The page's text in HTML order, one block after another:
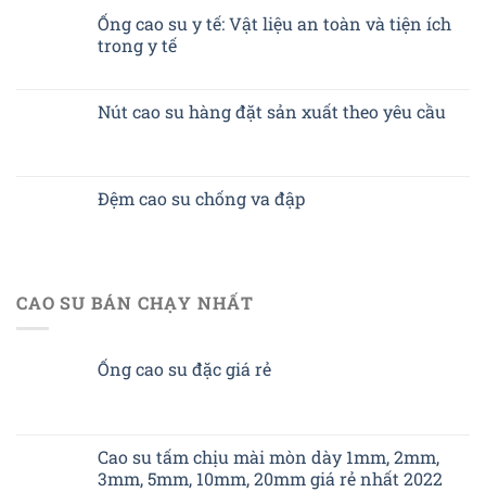
Ống cao su y tế: Vật liệu an toàn và tiện ích
trong y tế
Nút cao su hàng đặt sản xuất theo yêu cầu
Đệm cao su chống va đập
CAO SU BÁN CHẠY NHẤT
Ống cao su đặc giá rẻ
Cao su tấm chịu mài mòn dày 1mm, 2mm,
3mm, 5mm, 10mm, 20mm giá rẻ nhất 2022